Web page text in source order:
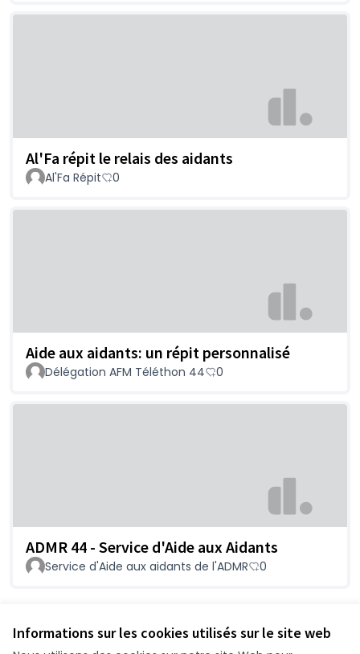
Informations sur les cookies utilisés sur le site web
Al'Fa répit le relais des aidants
Al'Fa Répit 0
Aide aux aidants: un répit personnalisé
Délégation AFM Téléthon 44 0
ADMR 44 - Service d'Aide aux Aidants
Service d'Aide aux aidants de l'ADMR 0